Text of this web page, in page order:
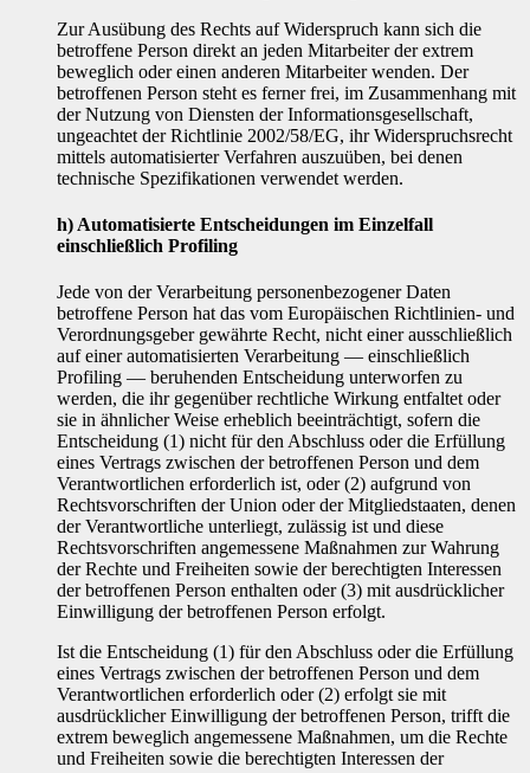
Zur Ausübung des Rechts auf Widerspruch kann sich die
betroffene Person direkt an jeden Mitarbeiter der extrem
beweglich oder einen anderen Mitarbeiter wenden. Der
betroffenen Person steht es ferner frei, im Zusammenhang mit
der Nutzung von Diensten der Informationsgesellschaft,
ungeachtet der Richtlinie 2002/58/EG, ihr Widerspruchsrecht
mittels automatisierter Verfahren auszuüben, bei denen
technische Spezifikationen verwendet werden.
h) Automatisierte Entscheidungen im Einzelfall
einschließlich Profiling
Jede von der Verarbeitung personenbezogener Daten
betroffene Person hat das vom Europäischen Richtlinien- und
Verordnungsgeber gewährte Recht, nicht einer ausschließlich
auf einer automatisierten Verarbeitung — einschließlich
Profiling — beruhenden Entscheidung unterworfen zu
werden, die ihr gegenüber rechtliche Wirkung entfaltet oder
sie in ähnlicher Weise erheblich beeinträchtigt, sofern die
Entscheidung (1) nicht für den Abschluss oder die Erfüllung
eines Vertrags zwischen der betroffenen Person und dem
Verantwortlichen erforderlich ist, oder (2) aufgrund von
Rechtsvorschriften der Union oder der Mitgliedstaaten, denen
der Verantwortliche unterliegt, zulässig ist und diese
Rechtsvorschriften angemessene Maßnahmen zur Wahrung
der Rechte und Freiheiten sowie der berechtigten Interessen
der betroffenen Person enthalten oder (3) mit ausdrücklicher
Einwilligung der betroffenen Person erfolgt.
Ist die Entscheidung (1) für den Abschluss oder die Erfüllung
eines Vertrags zwischen der betroffenen Person und dem
Verantwortlichen erforderlich oder (2) erfolgt sie mit
ausdrücklicher Einwilligung der betroffenen Person, trifft die
extrem beweglich angemessene Maßnahmen, um die Rechte
und Freiheiten sowie die berechtigten Interessen der